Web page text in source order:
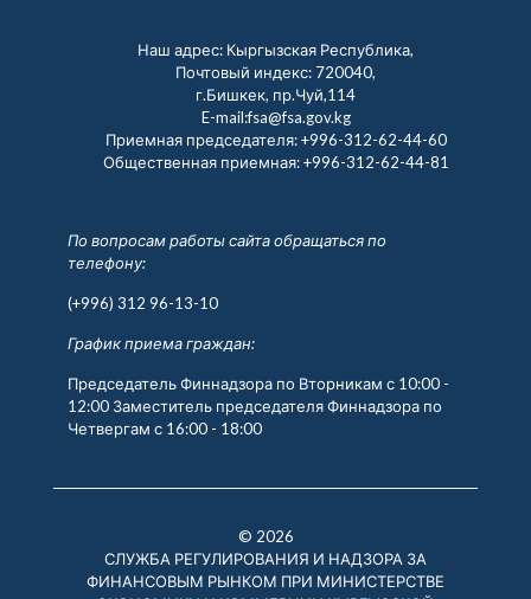
Наш адрес: Кыргызская Республика,
Почтовый индекс: 720040,
г.Бишкек, пр.Чуй,114
E-mail:fsa@fsa.gov.kg
Приемная председателя:+996-312-62-44-60
Общественная приемная:+996-312-62-44-81
По вопросам работы сайта обращаться по
телефону:
(+996) 312 96-13-10
График приема граждан:
Председатель Финнадзора по Вторникам с 10:00 -
12:00 Заместитель председателя Финнадзора по
Четвергам с 16:00 - 18:00
© 2026
СЛУЖБА РЕГУЛИРОВАНИЯ И НАДЗОРА ЗА
ФИНАНСОВЫМ РЫНКОМ ПРИ МИНИСТЕРСТВЕ